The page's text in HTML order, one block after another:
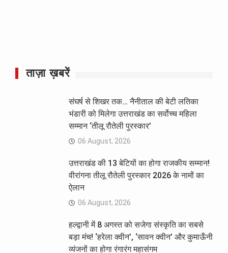
ताज़ा ख़बरें
संघर्ष से शिखर तक… नैनीताल की बेटी लतिका
भंडारी को मिलेगा उत्तराखंड का सर्वोच्च महिला
सम्मान ‘तीलू रौतेली पुरस्कार’
06 August, 2026
उत्तराखंड की 13 बेटियों का होगा राजकीय सम्मान!
वीरांगना तीलू रौतेली पुरस्कार 2026 के नामों का
ऐलान
06 August, 2026
हल्द्वानी में 8 अगस्त को सजेगा संस्कृति का सबसे
बड़ा मंच! ‘हरेला क्वीन’, ‘सावन क्वीन’ और कुमाऊँनी
व्यंजनों का होगा रंगारंग महासंगम